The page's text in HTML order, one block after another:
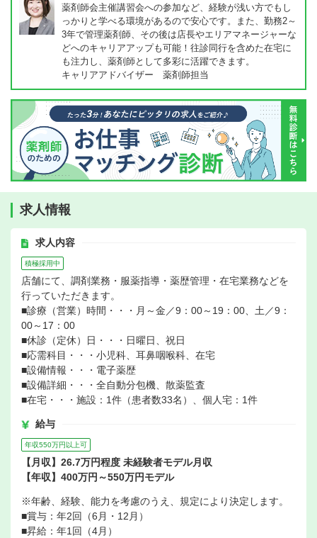
薬剤師会主催講習会への参加など、経験が浅い方でもし
っかりと学べる環境があるので安心です。また、勤務2～
3年で管理薬剤師、その後は店長やエリアマネージャーな
どへのキャリアアップも可能！往診同行を含めた在宅に
も注力し、薬剤師として多彩に活躍できます。
キャリアアドバイザー 薬剤師担当
求人情報
求人内容
積極採用中
店舗にて、調剤業務・服薬指導・薬歴管理・在宅業務などを
行っていただきます。
■診療（営業）時間・・・月～金／9：00～19：00、土／9：
00～17：00
■休診（定休）日・・・日曜日、祝日
■応需科目・・・小児科、耳鼻咽喉科、在宅
■設備情報・・・電子薬歴
■設備詳細・・・全自動分包機、散薬監査
■在宅・・・施設：1件（患者数33名）、個人宅：1件
給与
年収550万円以上可
【月収】26.7万円程度 未経験者モデル月収
【年収】400万円～550万円モデル
※年齢、経験、能力を考慮のうえ、規定により決定します。
■賞与：年2回（6月・12月）
■昇給：年1回（4月）